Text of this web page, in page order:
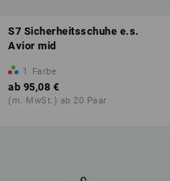
S7 Sicherheitsschuhe e.s.
Avior mid
1 Farbe
ab 95,08 €
(m. MwSt.) ab 20 Paar